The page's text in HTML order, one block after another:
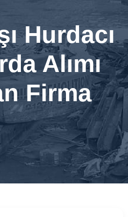
Hurdacı
Alımı
Firma